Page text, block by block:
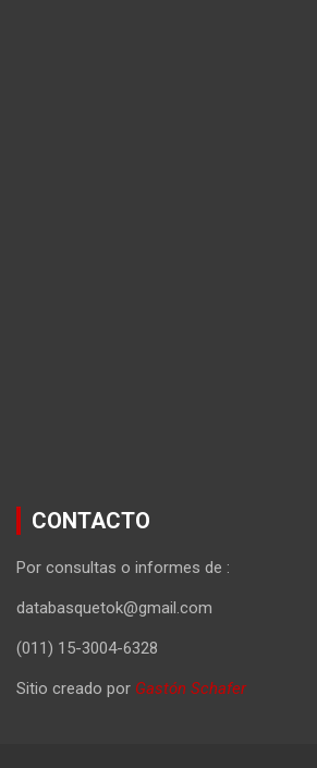
CONTACTO
Por consultas o informes de :
databasquetok@gmail.com
(011) 15-3004-6328
Sitio creado por Gastón Schafer